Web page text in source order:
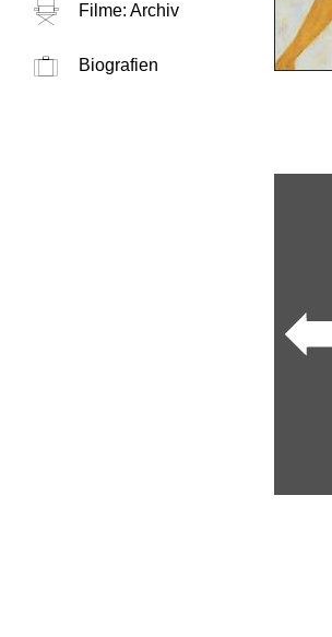
Filme: Archiv
Biografien